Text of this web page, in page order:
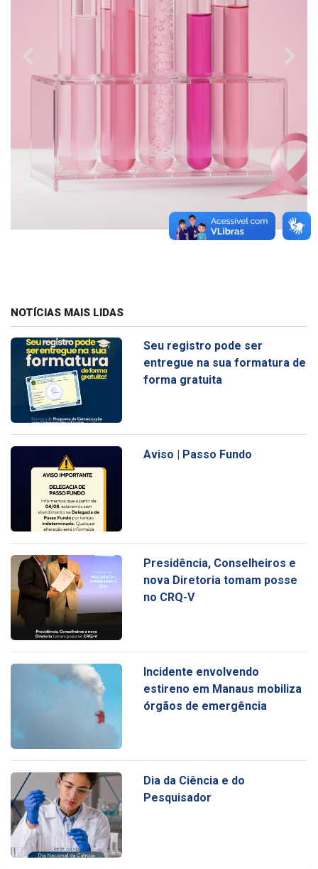
chevron_left chevron_right
NOTÍCIAS MAIS LIDAS
Seu registro pode ser
entregue na sua formatura de
forma gratuita
Aviso | Passo Fundo
Presidência, Conselheiros e
nova Diretoria tomam posse
no CRQ-V
Incidente envolvendo
estireno em Manaus mobiliza
órgãos de emergência
Dia da Ciência e do
Pesquisador